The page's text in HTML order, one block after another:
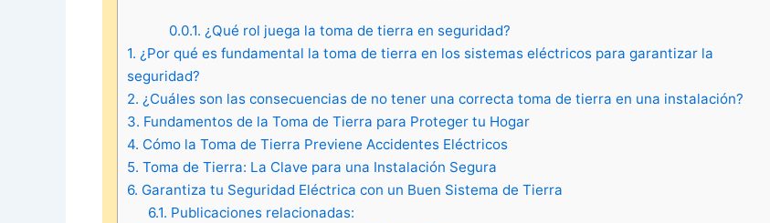
0.0.1. ¿Qué rol juega la toma de tierra en seguridad?
1. ¿Por qué es fundamental la toma de tierra en los sistemas eléctricos para garantizar la
seguridad?
2. ¿Cuáles son las consecuencias de no tener una correcta toma de tierra en una instalación?
3. Fundamentos de la Toma de Tierra para Proteger tu Hogar
4. Cómo la Toma de Tierra Previene Accidentes Eléctricos
5. Toma de Tierra: La Clave para una Instalación Segura
6. Garantiza tu Seguridad Eléctrica con un Buen Sistema de Tierra
6.1. Publicaciones relacionadas: